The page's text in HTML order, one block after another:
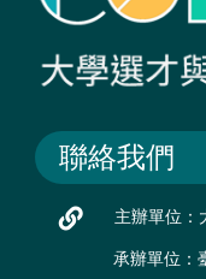
聯絡我們
主辦單位：
承辦單位：